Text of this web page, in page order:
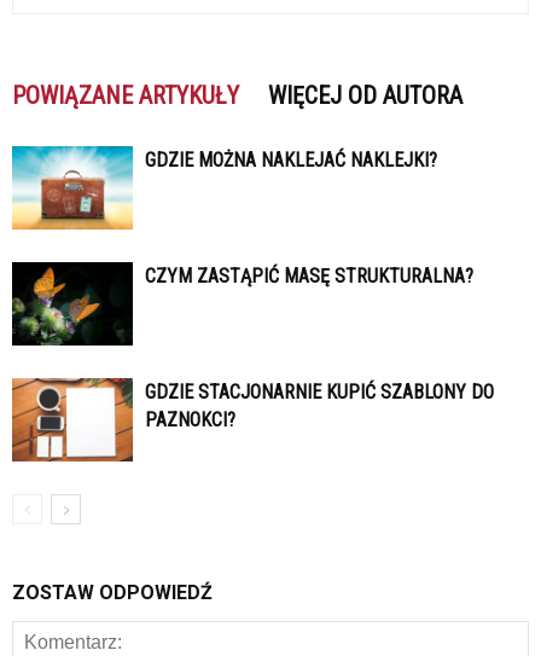
POWIĄZANE ARTYKUŁY WIĘCEJ OD AUTORA
GDZIE MOŻNA NAKLEJAĆ NAKLEJKI?
CZYM ZASTĄPIĆ MASĘ STRUKTURALNA?
GDZIE STACJONARNIE KUPIĆ SZABLONY DO
PAZNOKCI?
ZOSTAW ODPOWIEDŹ